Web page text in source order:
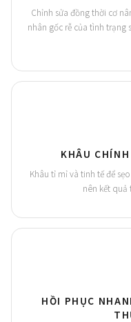
Chỉnh sửa đồng thời cơ
nhân gốc rễ của tình trạng
KHÂU
Khâu tỉ mỉ và tinh tế để
nên kết quả
HỒI PHỤC